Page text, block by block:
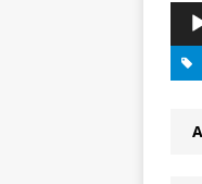
Audio
Player